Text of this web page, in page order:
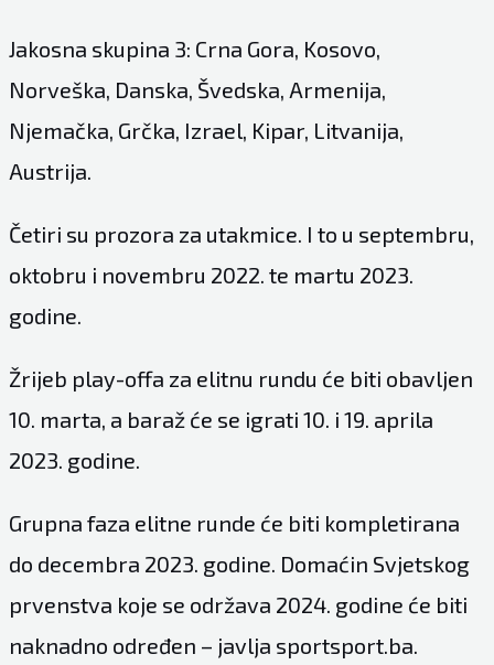
Jakosna skupina 3: Crna Gora, Kosovo,
Norveška, Danska, Švedska, Armenija,
Njemačka, Grčka, Izrael, Kipar, Litvanija,
Austrija.
Četiri su prozora za utakmice. I to u septembru,
oktobru i novembru 2022. te martu 2023.
godine.
Žrijeb play-offa za elitnu rundu će biti obavljen
10. marta, a baraž će se igrati 10. i 19. aprila
2023. godine.
Grupna faza elitne runde će biti kompletirana
do decembra 2023. godine. Domaćin Svjetskog
prvenstva koje se održava 2024. godine će biti
naknadno određen – javlja sportsport.ba.